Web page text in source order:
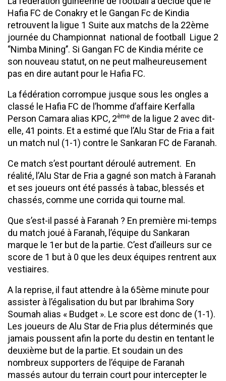
Hafia FC de Conakry et le Gangan Fc de Kindia
retrouvent la ligue 1 Suite aux matchs de la 22ème
journée du Championnat national de football Ligue 2
‘’Nimba Mining’’. Si Gangan FC de Kindia mérite ce
son nouveau statut, on ne peut malheureusement
pas en dire autant pour le Hafia FC.
La fédération corrompue jusque sous les ongles a
classé le Hafia FC de l’homme d’affaire Kerfalla
Person Camara alias KPC, 2ème de la ligue 2 avec dit-
elle, 41 points. Et a estimé que l’Alu Star de Fria a fait
un match nul (1-1) contre le Sankaran FC de Faranah.
Ce match s’est pourtant déroulé autrement. En
réalité, l’Alu Star de Fria a gagné son match à Faranah
et ses joueurs ont été passés à tabac, blessés et
chassés, comme une corrida qui tourne mal.
Que s’est-il passé à Faranah ? En première mi-temps
du match joué à Faranah, l’équipe du Sankaran
marque le 1er but de la partie. C’est d’ailleurs sur ce
score de 1 but à 0 que les deux équipes rentrent aux
vestiaires.
A la reprise, il faut attendre à la 65ème minute pour
assister à l’égalisation du but par Ibrahima Sory
Soumah alias « Budget ». Le score est donc de (1-1).
Les joueurs de Alu Star de Fria plus déterminés que
jamais poussent afin la porte du destin en tentant le
deuxième but de la partie. Et soudain un des
nombreux supporters de l’équipe de Faranah
massés autour du terrain court pour intercepter le